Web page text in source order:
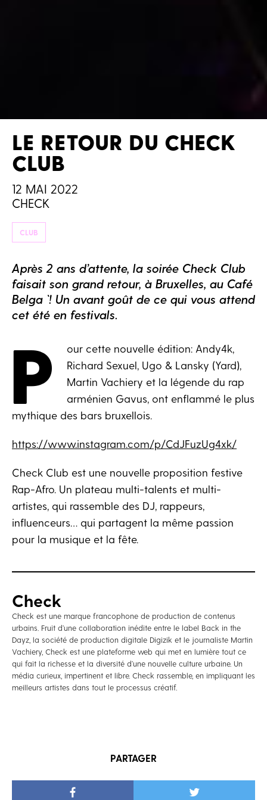
LE RETOUR DU CHECK
CLUB
12 MAI 2022
CHECK
CLUB
Après 2 ans d’attente, la soirée Check Club
faisait son grand retour, à Bruxelles, au Café
Belga `! Un avant goût de ce qui vous attend
cet été en festivals.
P
our cette nouvelle édition: Andy4k,
Richard Sexuel, Ugo & Lansky (Yard),
Martin Vachiery et la légende du rap
arménien Gavus, ont enflammé le plus
mythique des bars bruxellois.
https://www.instagram.com/p/CdJFuzUg4xk/
Check Club est une nouvelle proposition festive
Rap-Afro. Un plateau multi-talents et multi-
artistes, qui rassemble des DJ, rappeurs,
influenceurs… qui partagent la même passion
pour la musique et la fête.
Check
Check est une marque francophone de production de contenus
urbains. Fruit d’une collaboration inédite entre le label Back in the
Dayz, la société de production digitale Digizik et le journaliste Martin
Vachiery, Check est une plateforme web qui met en lumière tout ce
qui fait la richesse et la diversité d’une nouvelle culture urbaine. Un
média curieux, impertinent et libre. Check rassemble, en impliquant les
meilleurs artistes dans tout le processus créatif.
PARTAGER